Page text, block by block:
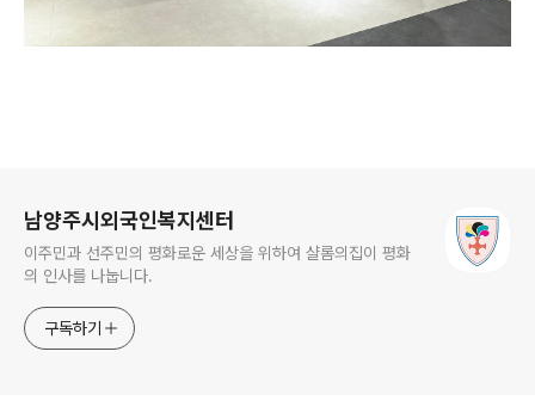
남양주시외국인복지센터
이주민과 선주민의 평화로운 세상을 위하여 샬롬의집이 평화
의 인사를 나눕니다.
구독하기